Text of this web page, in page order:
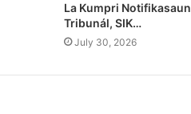
La Kumpri Notifikasaun
Tribunál, SIK…
July 30, 2026